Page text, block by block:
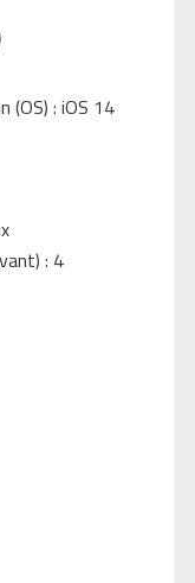
(OS) : iOS 14
: 4